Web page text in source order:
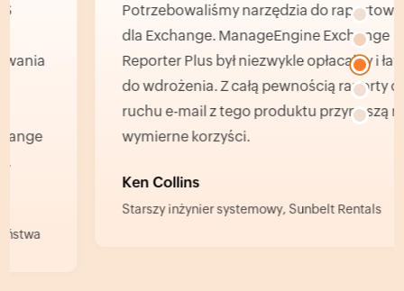
Potrzebowaliśmy narzędzia do raportowania
dla Exchange. ManageEngine Exchange
Reporter Plus był niezwykle opłacalny i łatwy
do wdrożenia. Z całą pewnością raporty o
ruchu e-mail z tego produktu przynoszą mi
wymierne korzyści.
Ken Collins
Starszy inżynier systemowy, Sunbelt Rentals